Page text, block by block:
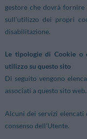
gestore che dovrà fornire
sull’utilizzo dei propri
disabilitazione.
Le tipologie di Cookie
utilizzo su questo sito
Di seguito vengono
associati a questo sito web.
Alcuni dei servizi elencati
consenso dell'Utente.